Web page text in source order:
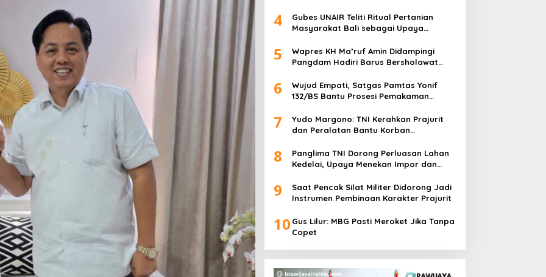
4
Gubes UNAIR Teliti Ritual Pertanian
Masyarakat Bali sebagai Upaya
5
Wapres KH Ma’ruf Amin Didampingi
Pangdam Hadiri Barus Bersholawat
6
Wujud Empati, Satgas Pamtas Yonif
132/BS Bantu Prosesi Pemakaman
7
Yudo Margono: TNI Kerahkan Prajurit
dan Peralatan Bantu Korban
8
Panglima TNI Dorong Perluasan Lahan
Kedelai, Upaya Menekan Impor dan
9
Saat Pencak Silat Militer Didorong Jadi
Instrumen Pembinaan Karakter Prajurit
10 Gus Lilur: MBG Pasti Meroket Jika Tanpa
Copet